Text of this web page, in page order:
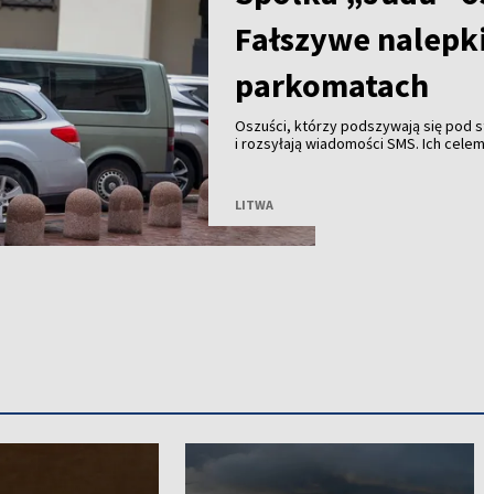
Fałszywe
parkomatach
Oszuści, którzy podszywają się pod
i rozsyłają wiadomości SMS. Ich
LITWA